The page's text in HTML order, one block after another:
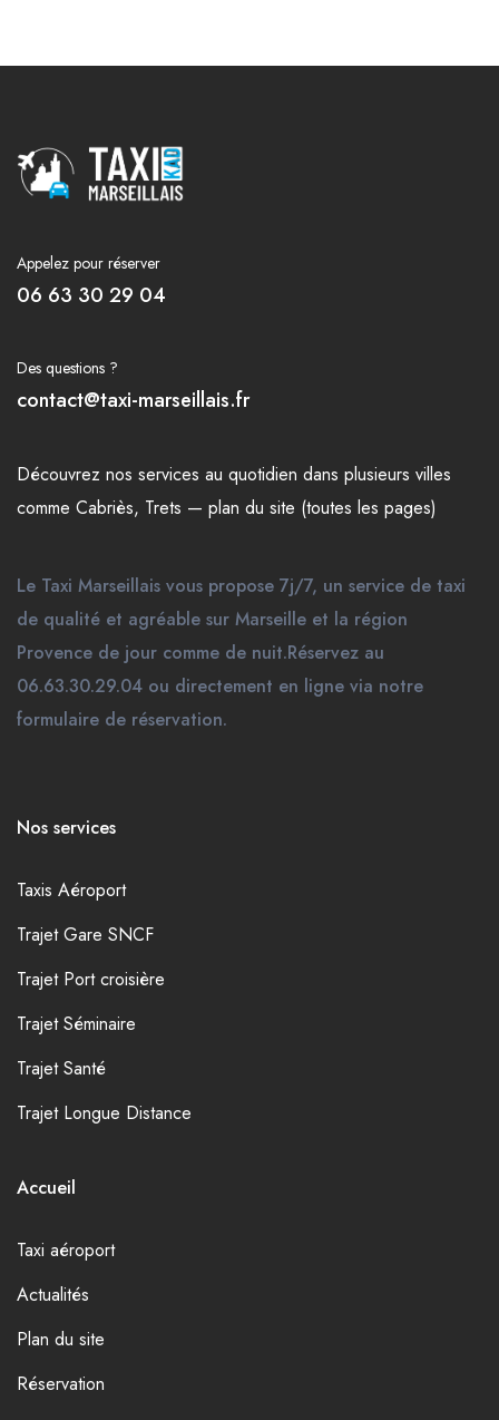
Appelez pour réserver
06 63 30 29 04
Des questions ?
contact@taxi-marseillais.fr
Découvrez nos services au quotidien dans plusieurs villes
comme Cabriès, Trets — plan du site (toutes les pages)
Le Taxi Marseillais vous propose 7j/7, un service de taxi
de qualité et agréable sur Marseille et la région
Provence de jour comme de nuit.Réservez au
06.63.30.29.04 ou directement en ligne via notre
formulaire de réservation.
Nos services
Taxis Aéroport
Trajet Gare SNCF
Trajet Port croisière
Trajet Séminaire
Trajet Santé
Trajet Longue Distance
Accueil
Taxi aéroport
Actualités
Plan du site
Réservation